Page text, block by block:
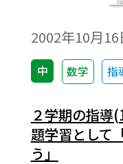
2002年10月16
中 数学 指
２学期の指
題学習として
う」